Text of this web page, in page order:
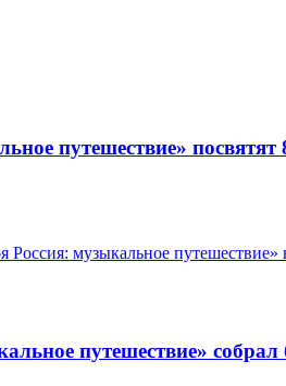
путешествие»
путешествие» собрал